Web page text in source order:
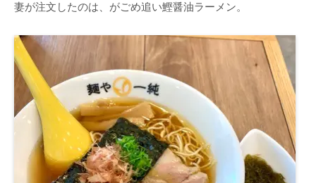
妻が注文したのは、がごめ追い鰹醤油ラーメン。